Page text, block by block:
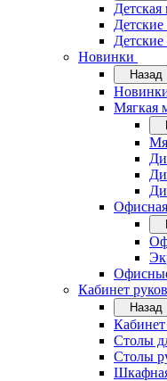
Детская
Детские
Новинки
Назад
Мягкая
Кабинет
Назад
Столы
Столы